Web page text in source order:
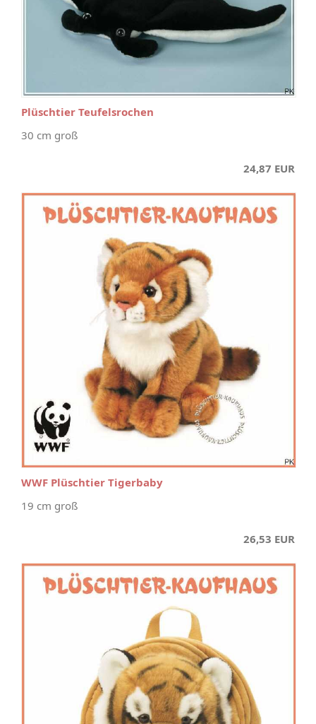
Plüschtier Teufelsrochen
30 cm groß
24,87 EUR
WWF Plüschtier Tigerbaby
19 cm groß
26,53 EUR